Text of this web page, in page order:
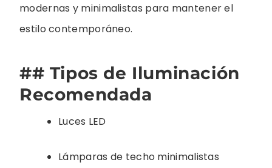
modernas y minimalistas para mantener el
estilo contemporáneo.
## Tipos de Iluminación
Recomendada
Luces LED
Lámparas de techo minimalistas